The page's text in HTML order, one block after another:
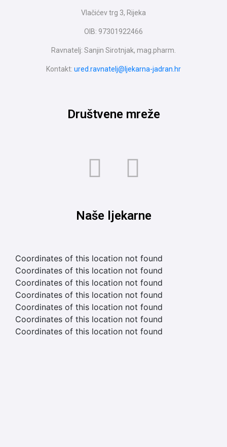
Vlačićev trg 3, Rijeka
OIB: 97301922466
Ravnatelj: Sanjin Sirotnjak, mag.pharm.
Kontakt: ured.ravnatelj@ljekarna-jadran.hr
Društvene mreže
Naše ljekarne
Coordinates of this location not found
Coordinates of this location not found
Coordinates of this location not found
Coordinates of this location not found
Coordinates of this location not found
Coordinates of this location not found
Coordinates of this location not found